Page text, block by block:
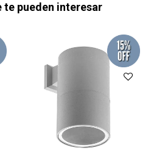
te pueden interesar